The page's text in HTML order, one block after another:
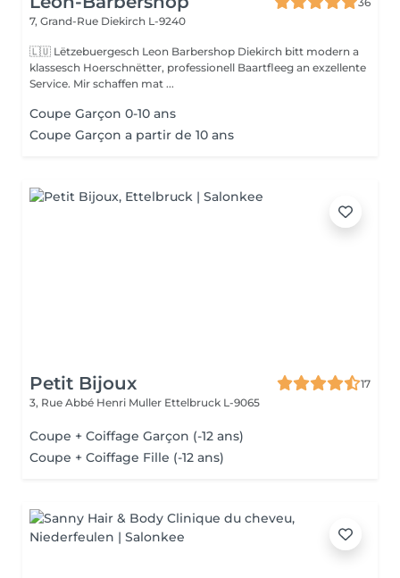
7, Grand-Rue Diekirch L-9240
🇱🇺 Lëtzebuergesch Leon Barbershop Diekirch bitt modern a
klassesch Hoerschnëtter, professionell Baartfleeg an exzellente
Service. Mir schaffen mat ...
Coupe Garçon 0-10 ans
Coupe Garçon a partir de 10 ans
Petit Bijoux
17
3, Rue Abbé Henri Muller Ettelbruck L-9065
Coupe + Coiffage Garçon (-12 ans)
Coupe + Coiffage Fille (-12 ans)